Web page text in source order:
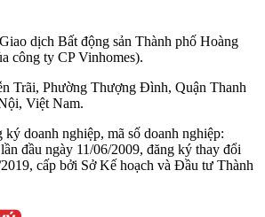
dịch Bất động sản Thành phố Hoàng
công ty CP Vinhomes).
Trãi, Phường Thượng Đình, Quận Thanh
Việt Nam.
doanh nghiệp, mã số doanh nghiệp:
đầu ngày 11/06/2009, đăng ký thay đổi
cấp bởi Sở Kế hoạch và Đầu tư Thành